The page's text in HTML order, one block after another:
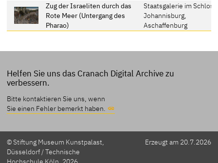
Zug der Israeliten durch das
Rote Meer (Untergang des
Pharao)
Staatsgalerie im Schloss
Johannisburg,
Aschaffenburg
Helfen Sie uns das Cranach Digital Archive zu
verbessern.
Bitte kontaktieren Sie uns, wenn
Sie einen Fehler bemerkt haben.
© Stiftung Museum Kunstpalast,
Düsseldorf / Technische
Erzeugt am 20.7.2026